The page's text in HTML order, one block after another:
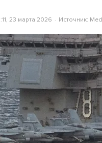
23 марта 2026 Источник: